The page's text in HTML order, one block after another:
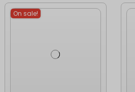
On sale!